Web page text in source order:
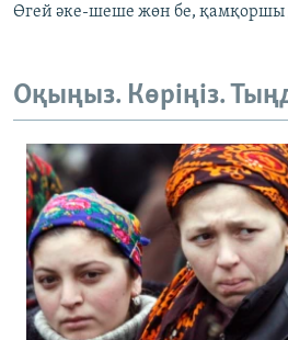
Өгей әке-шеше жөн бе, қамқоршы
Оқыңыз. Көріңіз.